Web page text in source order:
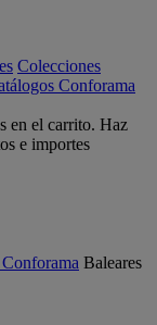
Colecciones
Conforama
en el carrito. Haz
e importes
Baleares